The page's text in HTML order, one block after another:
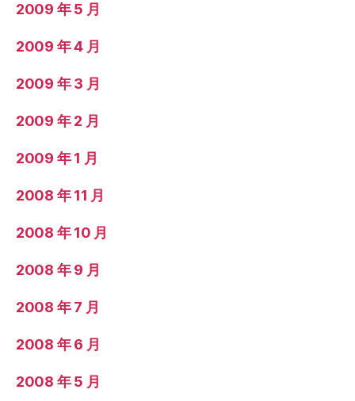
2009 年 5 月
2009 年 4 月
2009 年 3 月
2009 年 2 月
2009 年 1 月
2008 年 11 月
2008 年 10 月
2008 年 9 月
2008 年 7 月
2008 年 6 月
2008 年 5 月